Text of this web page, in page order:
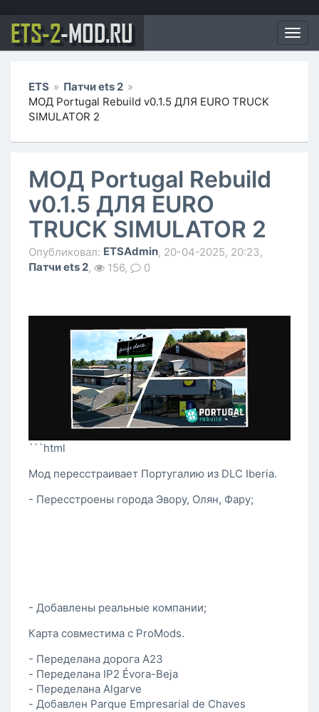
ETS-2-MOD.RU
ETS » Патчи ets 2 »
МОД Portugal Rebuild v0.1.5 ДЛЯ EURO TRUCK
SIMULATOR 2
МОД Portugal Rebuild
v0.1.5 ДЛЯ EURO
TRUCK SIMULATOR 2
Опубликовал: ETSAdmin, 20-04-2025, 20:23,
Патчи ets 2, 156, 0
```html
Мод пересстраивает Португалию из DLC Iberia.
- Пересстроены города Эвору, Олян, Фару;
- Добавлены реальные компании;
Карта совместима с ProMods.
- Переделана дорога A23
- Переделана IP2 Évora-Beja
- Переделана Algarve
- Добавлен Parque Empresarial de Chaves